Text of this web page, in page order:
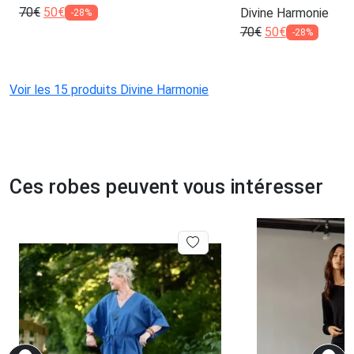
70€ 50€ -28%
Divine Harmonie
70€ 50€ -28%
Voir les 15 produits Divine Harmonie
Ces robes peuvent vous intéresser